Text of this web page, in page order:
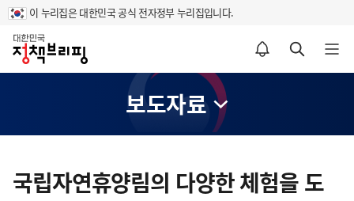
이 누리집은 대한민국 공식 전자정부 누리집입니다.
홈
알림설정 바로가기 검색 바로가기 메뉴 열기
보도자료
텐
츠국립자연휴양림의 다양한 체험을 도